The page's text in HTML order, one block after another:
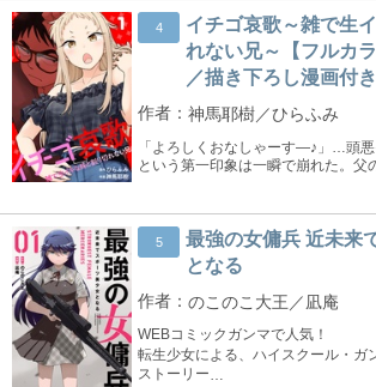
4
イチゴ哀歌～雑で生
れない兄～【フルカ
／描き下ろし漫画付き
神馬耶樹／ひらふみ
「よろしくおなしゃーす―♪」…頭
という第一印象は一瞬で崩れた。父
5
最強の女傭兵 近未来
となる
のこのこ大王／凪庵
WEBコミックガンマで人気！
転生少女による、ハイスクール・ガ
ストーリー…